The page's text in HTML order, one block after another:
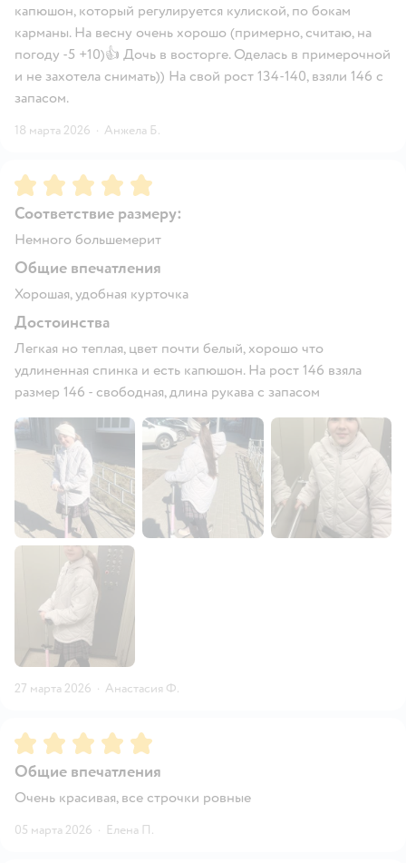
капюшон, который регулируется кулиской, по бокам
карманы. На весну очень хорошо (примерно, считаю, на
погоду -5 +10)👍 Дочь в восторге. Оделась в примерочной
и не захотела снимать)) На свой рост 134-140, взяли 146 с
запасом.
18 марта 2026 · Анжела Б.
Рейтинг:5
Соответствие размеру:
Немного большемерит
Общие впечатления
Хорошая, удобная курточка
Достоинства
Легкая но теплая, цвет почти белый, хорошо что
удлиненная спинка и есть капюшон. На рост 146 взяла
размер 146 - свободная, длина рукава с запасом
27 марта 2026 · Анастасия Ф.
Рейтинг:5
Общие впечатления
Очень красивая, все строчки ровные
05 марта 2026 · Елена П.